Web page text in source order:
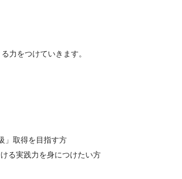
力をつけていきます。
」取得を目指す方
る実践力を身につけたい方